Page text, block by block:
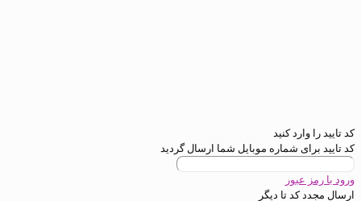
کنید
شماره موبایل شما ارسال گردید
تادیگر